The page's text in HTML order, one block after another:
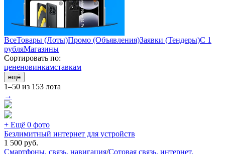
ВсеТовары (Лоты)Промо (Объявления)Заявки (Тендеры)С 1
рубляМагазины
Сортировать по:
цененовинкамставкам
ещё
1–50 из 153 лота
→
+ Ещё 0 фото
Безлимитный интернет для устройств
1 500 руб.
Смартфоны, связь, навигация/Сотовая связь, интернет,